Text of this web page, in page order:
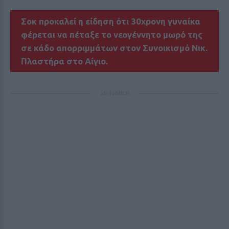
Σοκ προκαλεί η είδηση ότι 30χρονη γυναίκα
φέρεται να πέταξε το νεογέννητο μωρό της
σε κάδο απορριμμάτων στον Συνοικισμό Νικ.
Πλαστήρα στο Αίγιο.